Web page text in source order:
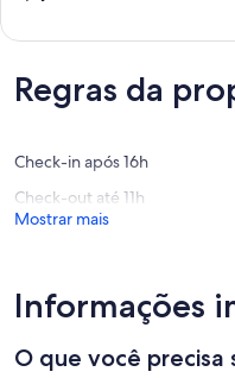
We offer, for hiring the part,
new furniture and all
suítes
segurança
-
fi
na
Guaeca
(38
avaliações)
Regras da
Check-in após 16h
Check-out até 11h
Mostrar mais
Informações
O que você precisa